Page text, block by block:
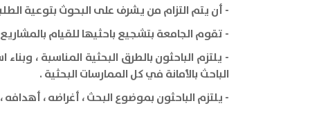
- أن يتم التزام من يشرف على البحوث بتوعية
- تقوم الجامعة بتشجيع باحثيها للقيام
- يلتزم الباحثون بالطرق البحثية المناسبة ،
الباحث بالأمانة في كل الممارسات البحثية .
- يلتزم الباحثون بموضوع البحث ، أغراضه ،